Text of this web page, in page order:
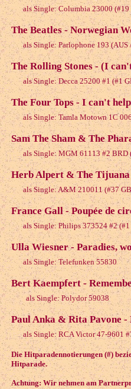
als Single: Columbia 23000 (#19
The Beatles - Norwegian
als Single: Parlophone 193 (AUS
The Rolling Stones - (I
als Single: Decca 25200 #1 (#1
The Four Tops - I can't
als Single: Tamla Motown 1C
Sam The Sham & The
als Single: MGM 61113 #2 BRD
Herb Alpert & The
als Single: A&M 210011 (#37
France Gall - Poupée de
als Single: Philips 373524 #2 (#1
Ulla Wiesner - Paradies,
als Single: Telefunken 55830
Bert Kaempfert -
als Single: Polydor 59038
Paul Anka & Rita Pavone
als Single: RCA Victor 47-9601
Die Hitparadennotierungen (#)
Hitparade.
Achtung: Wir nehmen am